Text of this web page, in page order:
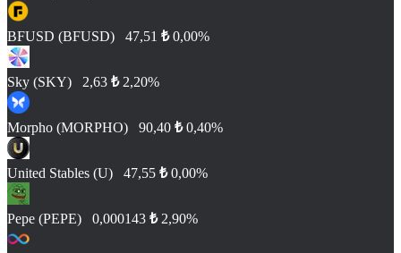
BFUSD (BFUSD) 47,51 ₺ 0,00%
Sky (SKY) 2,63 ₺ 2,20%
Morpho (MORPHO) 90,40 ₺ 0,40%
United Stables (U) 47,55 ₺ 0,00%
Pepe (PEPE) 0,000143 ₺ 2,90%